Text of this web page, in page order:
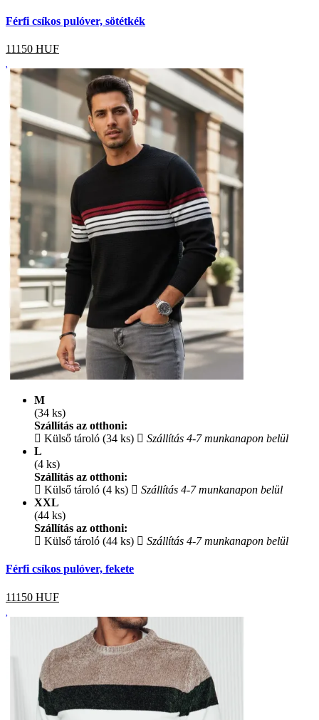
Férfi csíkos pulóver, sötétkék
11150 HUF
M
(34 ks)
Szállítás az otthoni:
Külső tároló (34 ks)
Szállítás 4-7 munkanapon belül
L
(4 ks)
Szállítás az otthoni:
Külső tároló (4 ks)
Szállítás 4-7 munkanapon belül
XXL
(44 ks)
Szállítás az otthoni:
Külső tároló (44 ks)
Szállítás 4-7 munkanapon belül
Férfi csíkos pulóver, fekete
11150 HUF